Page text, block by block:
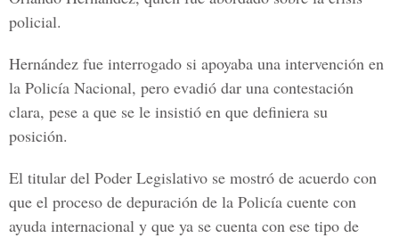
policial.
Hernández fue interrogado si apoyaba una intervención en
la Policía Nacional, pero evadió dar una contestación
clara, pese a que se le insistió en que definiera su
posición.
El titular del Poder Legislativo se mostró de acuerdo con
que el proceso de depuración de la Policía cuente con
ayuda internacional y que ya se cuenta con ese tipo de